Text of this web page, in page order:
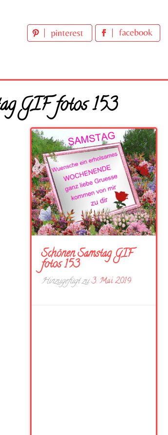
GIF fotos 153
Schönen Samstag GIF
fotos 153
Hinzugefügt zu3. Mai 2019